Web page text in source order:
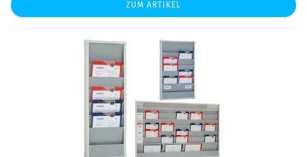
ZUM ARTIKEL